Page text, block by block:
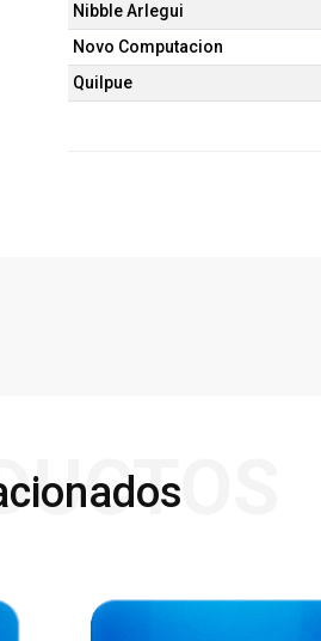
Nibble Arlegui
Novo Computacion
Quilpue